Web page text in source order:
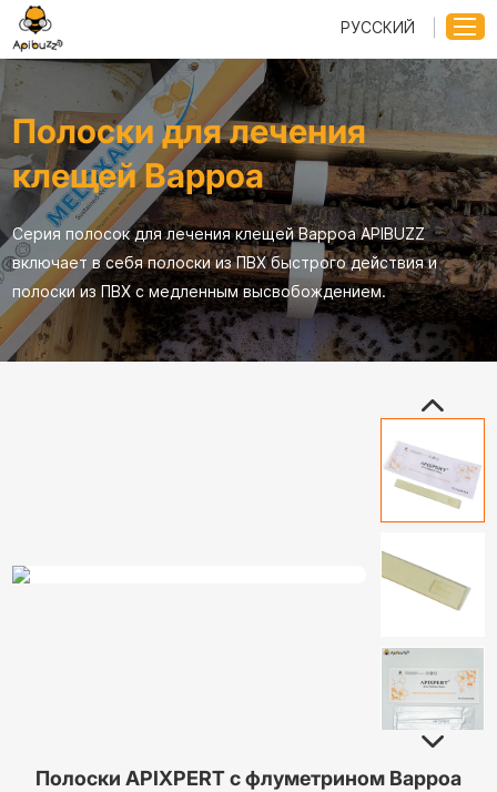
РУССКИЙ
Полоски для лечения
клещей Варроа
Серия полосок для лечения клещей Варроа APIBUZZ
включает в себя полоски из ПВХ быстрого действия и
полоски из ПВХ с медленным высвобождением.
Полоски APIXPERT с флуметрином Варроа